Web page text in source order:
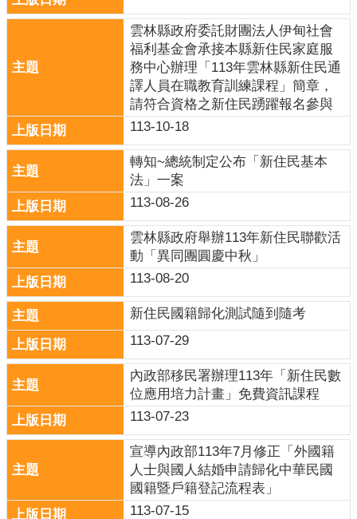
政
網
站
全
政
策
政
府
網
站
資
料
開
放
宣
告
雲林縣政府委託財團法人伊甸社會
福利基金會承接本縣新住民家庭服
務中心辦理「113年雲林縣新住民通
譯人員在職教育訓練課程」簡章，
請符合資格之新住民踴躍報名參與
113-10-18
轉知~總統制定公布「新住民基本
法」一案
113-08-26
雲林縣政府舉辦113年新住民聯歡活
動「異同團圓慶中秋」
113-08-20
新住民國籍歸化測試隨到隨考
113-07-29
內政部移民署辦理113年「新住民數
位應用培力計畫」免費資訊課程
113-07-23
宣導內政部113年7月修正「外國籍
人士與國人結婚申請歸化中華民國
國籍暨戶籍登記流程表」
113-07-15